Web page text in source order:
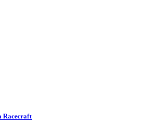
Racecraft